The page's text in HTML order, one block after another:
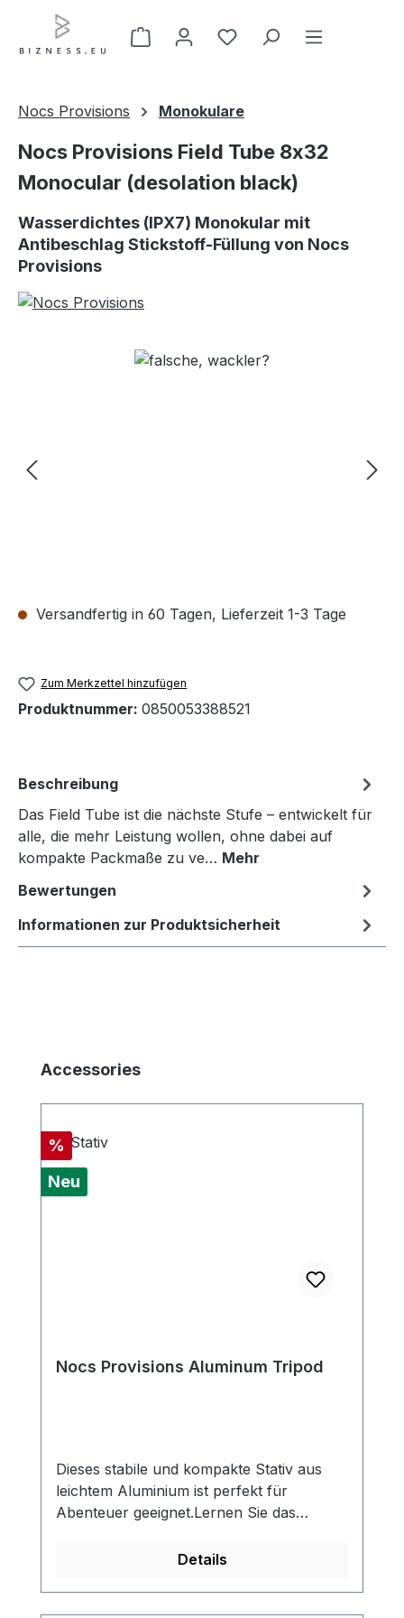
Zum Hauptinhalt springen
Nocs Provisions Monokulare
Nocs Provisions Field Tube 8x32
Monocular (desolation black)
Wasserdichtes (IPX7) Monokular mit
Antibeschlag Stickstoff-Füllung von Nocs
Provisions
Bildergalerie überspringen
Versandfertig in 60 Tagen, Lieferzeit 1-3 Tage
Zum Merkzettel hinzufügen
Produktnummer: 0850053388521
Beschreibung
Das Field Tube ist die nächste Stufe – entwickelt für
alle, die mehr Leistung wollen, ohne dabei auf
kompakte Packmaße zu ve… Mehr
Bewertungen
Informationen zur Produktsicherheit
Produktgalerie überspringen
Accessories
Rabatt
%
Neu
Nocs Provisions Aluminum Tripod
Dieses stabile und kompakte Stativ aus
leichtem Aluminium ist perfekt für
Abenteuer geeignet.Lernen Sie das
Aluminiumstativ kennen – ein robuster,
Stabilität ohne viel Gewicht verlangen.
Details